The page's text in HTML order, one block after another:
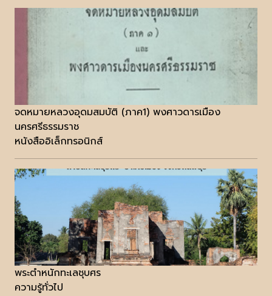
จดหมายหลวงอุดมสมบัติ (ภาค1) พงศาวดารเมือง
นครศรีธรรมราช
หนังสืออิเล็กทรอนิกส์
พระตำหนักทะเลชุบศร
ความรู้ทั่วไป